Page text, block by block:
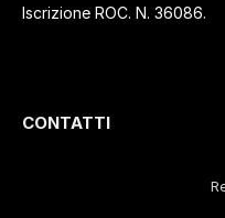
Iscrizione ROC. N. 36086.
CONTATTI